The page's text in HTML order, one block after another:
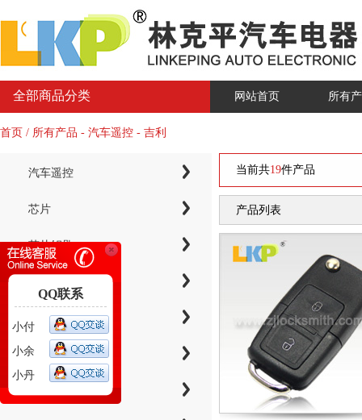
全部商品分类 网站首页 所有
首页 / 所有产品 - 汽车遥控 - 吉利
汽车遥控
芯片
芯片钥匙
电子芯片钥匙壳
智能卡小钥匙
当前共19件产品
产品列表
QQ联系
小付
小余
小丹